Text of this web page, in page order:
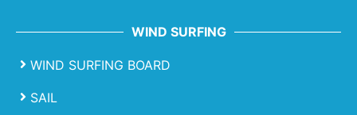
WIND SURFING
WIND SURFING BOARD
SAIL